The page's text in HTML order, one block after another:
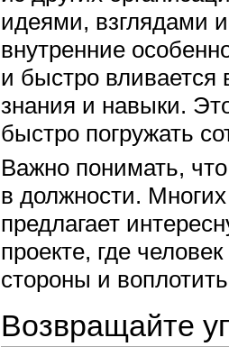
идеями, взглядами
внутренние
и быстро вливается
знания и навыки.
быстро погружать
Важно понимать,
в должности. Многих
предлагает
проекте, где
стороны и
Возвращайте